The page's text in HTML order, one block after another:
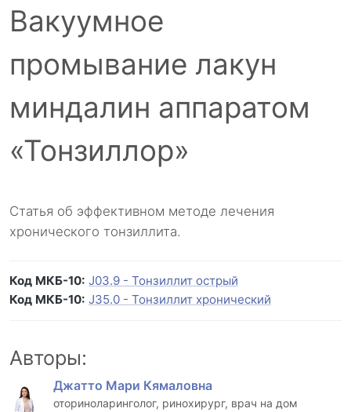
Вакуумное
промывание лакун
миндалин аппаратом
«Тонзиллор»
Статья об эффективном методе лечения
хронического тонзиллита.
Код МКБ-10: J03.9 - Тонзиллит острый
Код МКБ-10: J35.0 - Тонзиллит хронический
Авторы:
Джатто Мари Кямаловна
оториноларинголог, ринохирург, врач на дом